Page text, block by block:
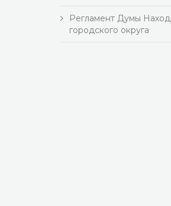
Регламент Думы
городского округа